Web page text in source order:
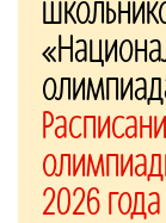
2026 года